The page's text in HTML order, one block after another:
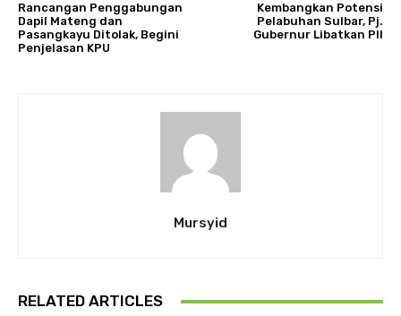
Rancangan Penggabungan
Dapil Mateng dan
Pasangkayu Ditolak, Begini
Penjelasan KPU
Kembangkan Potensi
Pelabuhan Sulbar, Pj.
Gubernur Libatkan PII
Mursyid
RELATED ARTICLES